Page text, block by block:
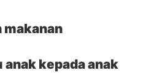
makanan
anak kepada anak